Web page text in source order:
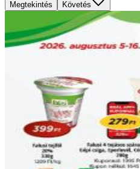
Megtekintés Követés